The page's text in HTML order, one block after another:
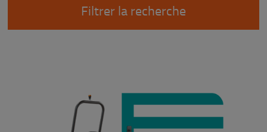
Filtrer la recherche